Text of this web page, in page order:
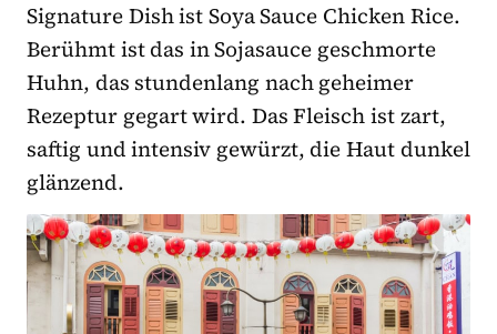
Signature Dish ist Soya Sauce Chicken Rice.
Berühmt ist das in Sojasauce geschmorte
Huhn, das stundenlang nach geheimer
Rezeptur gegart wird. Das Fleisch ist zart,
saftig und intensiv gewürzt, die Haut dunkel
glänzend.